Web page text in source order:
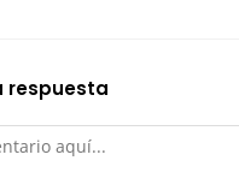
respuesta